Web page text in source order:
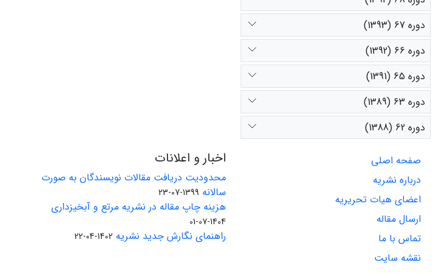
دوره 67 (1393)
دوره 66 (1392)
دوره 65 (1391)
دوره 63 (1389)
دوره 62 (1388)
صفحه اصلی
درباره نشریه
اعضای هیات تحریریه
ارسال مقاله
تماس با ما
نقشه سایت
اخبار و اعلانات
محدودیت دریافت مقالات نویسندگان به صورت
سالانه 1399-07-23
هزینه چاپ مقاله در نشریه مرتع و آبخیزداری
1404-07-01
راهنمای نگارش جدید نشریه 1402-04-22